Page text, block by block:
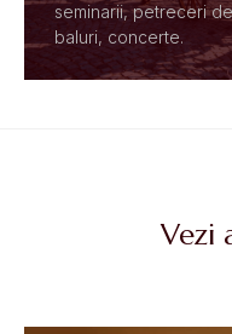
seminarii, petreceri
baluri, concerte.
Vezi